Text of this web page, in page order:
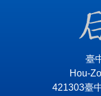
臺
Hou-
421303臺